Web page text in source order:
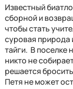
Известный
сборной и
чтобы стать
суровая
тайги. В поселке
никто не
решается
Петя не может